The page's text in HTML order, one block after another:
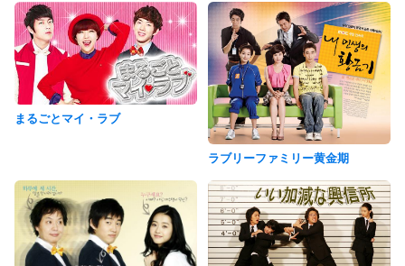
まるごとマイ・ラブ
ラブリーファミリー黄金期